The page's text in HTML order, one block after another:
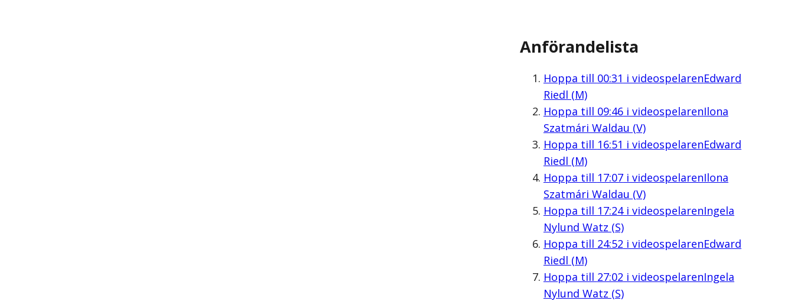
Anförandelista
Hoppa till 00:31 i videospelarenEdward
Riedl (M)
Hoppa till 09:46i videospelarenIlona
Szatmári Waldau (V)
Hoppa till 16:51 i videospelarenEdward
Riedl (M)
Hoppa till 17:07i videospelarenIlona
Szatmári Waldau (V)
Hoppa till 17:24i videospelarenIngela
Nylund Watz (S)
Hoppa till 24:52 i videospelarenEdward
Riedl (M)
Hoppa till 27:02 i videospelarenIngela
Nylund Watz (S)